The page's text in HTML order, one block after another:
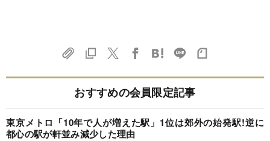
おすすめの会員限定記事
東京メトロ「10年で人が増えた駅」1位は郊外の始発駅!逆に
都心の駅が軒並み減少した理由